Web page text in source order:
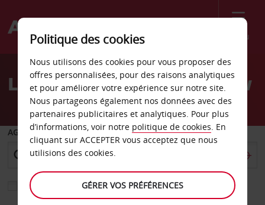
Menu
Welcome
AvisLocation de voiture Teltow
AGENCE DE DÉPART
Sélectionnez une autre agence de retour
Politique des cookies
Nous utilisons des cookies pour vous proposer des
offres personnalisées, pour des raisons analytiques
et pour améliorer votre expérience sur notre site.
Nous partageons également nos données avec des
partenaires publicitaires et analytiques. Pour plus
d’informations, voir notre politique de cookies. En
cliquant sur ACCEPTER vous acceptez que nous
utilisions des cookies.
GÉRER VOS PRÉFÉRENCES